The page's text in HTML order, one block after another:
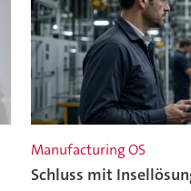
Manufacturing OS
Schluss mit